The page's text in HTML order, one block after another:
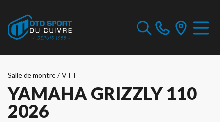
Salle de montre / VTT
YAMAHA GRIZZLY 110
2026